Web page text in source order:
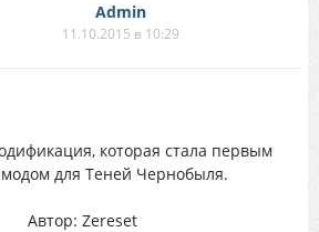
Аdmin
11.10.2015 в 10:29
которая стала первым
для Теней Чернобыля.
Автор: Zereset